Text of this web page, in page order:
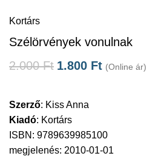
Kortárs
Szélörvények vonulnak
2.000Ft 1.800 Ft (Online ár)
Szerző: Kiss Anna
Kiadó: Kortárs
ISBN: 9789639985100
megjelenés: 2010-01-01